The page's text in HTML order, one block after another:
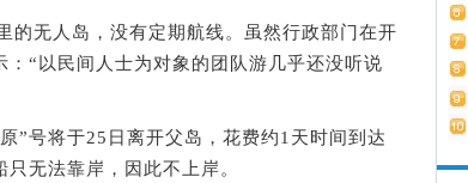
无人岛，没有定期航线。虽然行政部门在开
“以民间人士为对象的团队游几乎还没听说
号将于25日离开父岛，花费约1天时间到达
无法靠岸，因此不上岸。